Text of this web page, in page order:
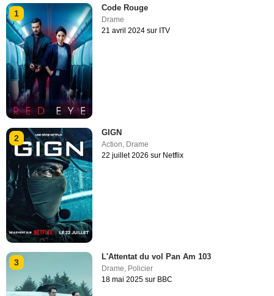
1
Code Rouge
Drame
21 avril 2024 sur ITV
2
GIGN
Action Drame
22 juillet 2026 sur Netflix
3
L'Attentat du vol Pan Am 103
Drame, Policier
18 mai 2025 sur BBC